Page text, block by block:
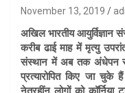
November 13, 2019
अखिल भारतीय आयुर्विज्ञान
करीब ढाई माह में मृत्यु
संस्थान में अब तक अंधेपन से
प्रत्यारोपित किए जा